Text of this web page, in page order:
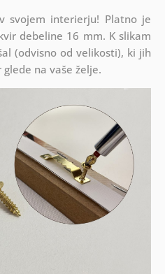
svojem interierju! Platno je
debeline 16 mm. K slikam
(odvisno od velikosti), ki jih
na vaše želje.